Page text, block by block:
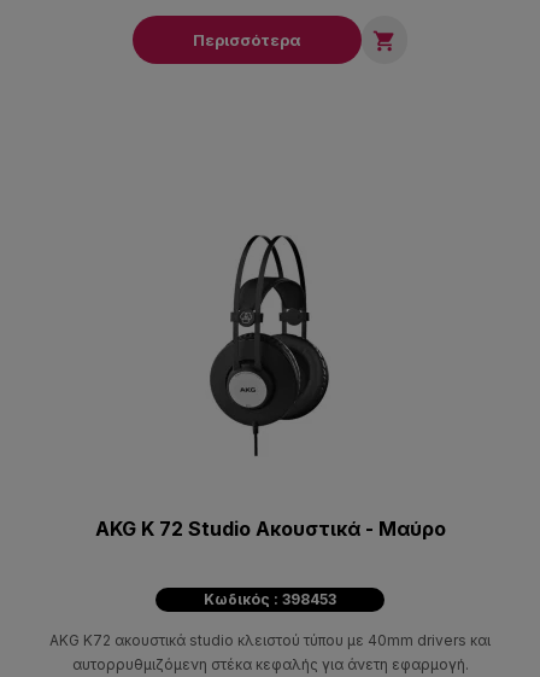
Περισσότερα 
AKG K 72 Studio Ακουστικά - Μαύρo
Κωδικός : 398453
AKG K72 ακουστικά studio κλειστού τύπου με 40mm drivers και
αυτορρυθμιζόμενη στέκα κεφαλής για άνετη εφαρμογή.